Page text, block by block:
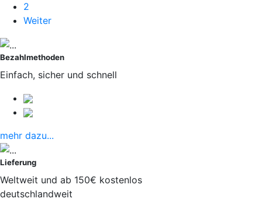
2
Weiter
Bezahlmethoden
Einfach, sicher und schnell
mehr dazu...
Lieferung
Weltweit und ab 150€ kostenlos
deutschlandweit